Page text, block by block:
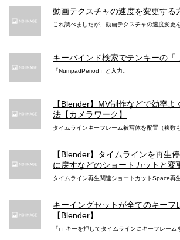
最大6倍
動画メインカメラ スロー撮
1080p(120fpsまたは240fps) 1080p（
動画メインカメラ タイムラプス
動画メインカメラ タイムラプスナ
動画フロントカメラ 4K撮
24/25/30/60fps
動画フロントカメラ 1080p
25/30/60fps
動画テクスチャの速度を変更する
これ調べましたが、動画テクスチャの速度変更
キーバインド検索でテンキーの「
「NumpadPeriod」と入力。
【Blender】MV制作などで効率
法【カメラワーク】
タイムラインキーフレーム被写体を配置（複数
【Blender】タイムラインを再生
に戻すなどのショートカットと変
タイムライン再生関連ショートカットSpace再生
キーイングセットが全てのキーフ
【Blender】
「i」キーを押してタイムラインにキーフレーム